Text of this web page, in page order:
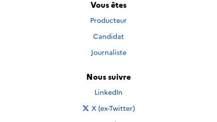
Vous êtes
Producteur
Candidat
Journaliste
Nous suivre
Nous suivre sur
LinkedIn
Nous suivre sur
X (ex-Twitter)